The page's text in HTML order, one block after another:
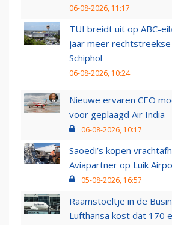
06-08-2026, 11:17
TUI breidt uit op ABC-
jaar meer
Schiphol
06-08-2026, 10:24
Nieuwe ervaren CEO
voor geplaagd Air India
06-08-2026, 10:17
Saoedi’s kopen
Aviapartner op Luik
05-08-2026, 16:57
Raamstoeltje in de
Lufthansa kost dat 170